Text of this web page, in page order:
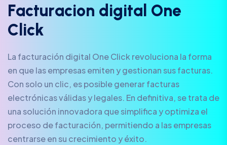
Facturacion d igita One
C ick
La facturación digital One Click revoluciona la forma
en que las empresas emiten y gestionan sus facturas.
Con solo un clic, es posible generar facturas
electrónicas válidas y legales. En definitiva, se trata de
una solución innovadora que simplifica y optimiza el
proceso de facturación, permitiendo a las empresas
centrarse en su crecimiento y éxito.